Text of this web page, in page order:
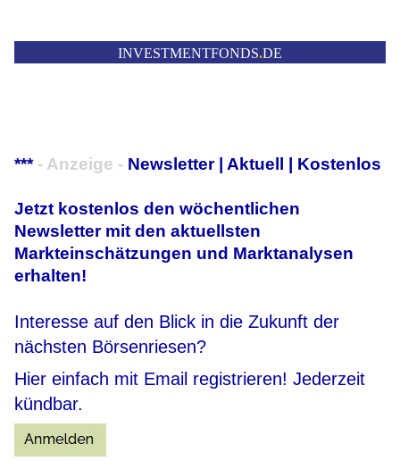
INVESTMENTFONDS.DE
*** - Anzeige - Newsletter | Aktuell | Kostenlos
Jetzt kostenlos den wöchentlichen
Newsletter mit den aktuellsten
Markteinschätzungen und Marktanalysen
erhalten!
Interesse auf den Blick in die Zukunft der
nächsten Börsenriesen?
Hier einfach mit Email registrieren! Jederzeit
kündbar.